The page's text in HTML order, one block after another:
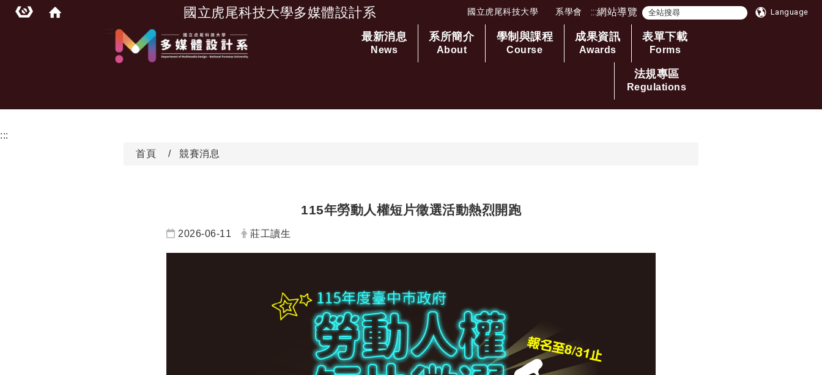
國立虎尾科技大學多媒體設計系 國立虎尾科技大學 系學會 :::網站導覽 Language
跳到主要內容
::: 最新消息
News
系所簡介
About
學制與課程
Course
成果資訊
Awards
表單下載
Forms
法規專區
Regulations
:::
首頁
競賽消息
115年勞動人權短片徵選活動熱烈開跑
日期：
2026-06-11 發布者：
莊工讀生